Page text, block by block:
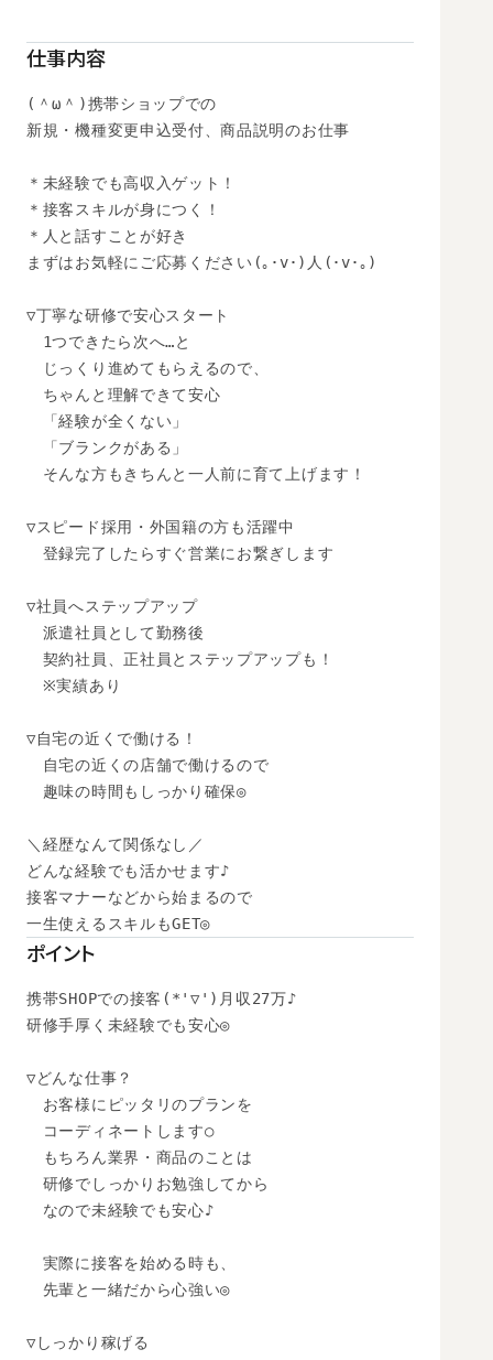
仕事内容
(＾ω＾)携帯ショップでの
新規・機種変更申込受付、商品説明のお仕事
＊未経験でも高収入ゲット！
＊接客スキルが身につく！
＊人と話すことが好き
まずはお気軽にご応募ください(｡･v･)人(･v･｡)
▽丁寧な研修で安心スタート
1つできたら次へ…と
じっくり進めてもらえるので、
ちゃんと理解できて安心
「経験が全くない」
「ブランクがある」
そんな方もきちんと一人前に育て上げます！
▽スピード採用・外国籍の方も活躍中
登録完了したらすぐ営業にお繋ぎします
▽社員へステップアップ
派遣社員として勤務後
契約社員、正社員とステップアップも！
※実績あり
▽自宅の近くで働ける！
自宅の近くの店舗で働けるので
趣味の時間もしっかり確保◎
＼経歴なんて関係なし／
どんな経験でも活かせます♪
接客マナーなどから始まるので
一生使えるスキルもGET◎
ポイント
携帯SHOPでの接客(*'▽')月収27万♪
研修手厚く未経験でも安心◎
▽どんな仕事？
お客様にピッタリのプランを
コーディネートします○
もちろん業界・商品のことは
研修でしっかりお勉強してから
なので未経験でも安心♪
実際に接客を始める時も、
先輩と一緒だから心強い◎
▽しっかり稼げる